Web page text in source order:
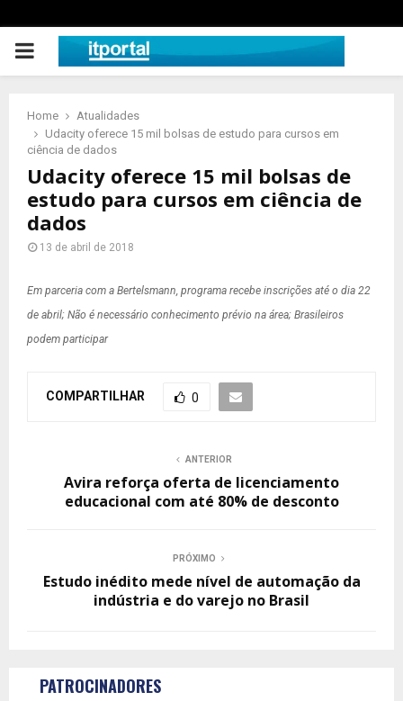
PRIMARY
Home
Atualidades
Udacity oferece 15 mil bolsas de estudo para cursos em
ciência de dados
Udacity oferece 15 mil bolsas de
estudo para cursos em ciência de
dados
13 de abril de 2018
Em parceria com a Bertelsmann, programa recebe inscrições até o dia 22
de abril; Não é necessário conhecimento prévio na área; Brasileiros
podem participar
COMPARTILHAR 0
ANTERIOR
Avira reforça oferta de licenciamento
educacional com até 80% de desconto
PRÓXIMO
Estudo inédito mede nível de automação da
indústria e do varejo no Brasil
PATROCINADORES